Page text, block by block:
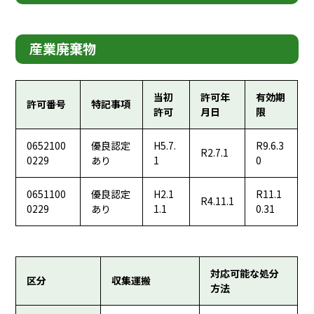
産業廃棄物
許可番号 特記事項
当初
許可
許可年
月日
有効期
限
0652100
0229
優良認定
あり
H5.7.
1
R2.7.1
R9.6.3
0
0651100
0229
優良認定
あり
H2.1
1.1
R4.11.1
R11.1
0.31
区分 収集運搬
対応可能な処分
方法